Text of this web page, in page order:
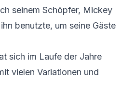
seinem Schöpfer, Mickey
benutzte, um seine Gäste
sich im Laufe der Jahre
vielen Variationen und